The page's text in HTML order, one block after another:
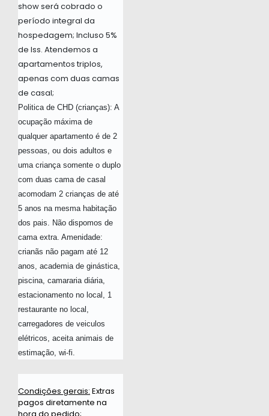
show será cobrado o
período integral da
hospedagem; Incluso 5%
de Iss. Atendemos a
apartamentos triplos,
apenas com duas camas
de casal;
Politica de CHD (crianças): A
ocupação máxima de
qualquer apartamento é de 2
pessoas, ou dois adultos e
uma criança somente o duplo
com duas cama de casal
acomodam 2 crianças de até
5 anos na mesma habitação
dos pais. Não dispomos de
cama extra. Amenidade:
crianãs não pagam até 12
anos, academia de ginástica,
piscina, camararia diária,
estacionamento no local, 1
restaurante no local,
carregadores de veiculos
elétricos, aceita animais de
estimação, wi-fi.
Condições gerais: Extras
pagos diretamente na